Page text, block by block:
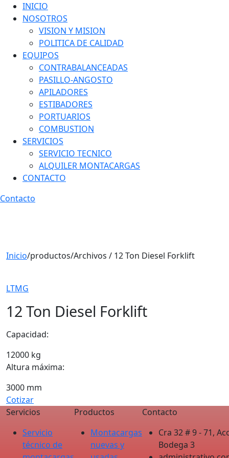
INICIO
NOSOTROS
VISION Y MISION
POLITICA DE CALIDAD
EQUIPOS
CONTRABALANCEADAS
PASILLO-ANGOSTO
APILADORES
ESTIBADORES
PORTUARIOS
COMBUSTION
SERVICIOS
SERVICIO TECNICO
ALQUILER MONTACARGAS
CONTACTO
Contacto
Inicio/productos/Archivos / 12 Ton Diesel Forklift
LTMG
12 Ton Diesel Forklift
Capacidad:
12000 kg
Altura máxima:
3000 mm
Cotizar
Servicios
Servicio
técnico de
Productos
Montacargas
nuevas y
Contacto
Cra 32 # 9 - 71,
Bodega 3 ‎ ‎ ‎